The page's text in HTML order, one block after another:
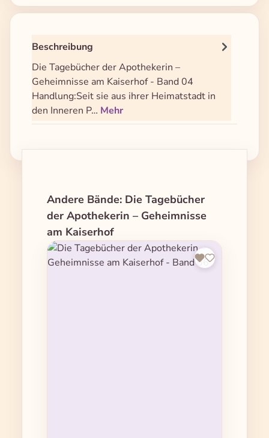
Beschreibung
Die Tagebücher der Apothekerin –
Geheimnisse am Kaiserhof - Band 04
Handlung:Seit sie aus ihrer Heimatstadt in
den Inneren P… Mehr
Produktgalerie überspringen
Andere Bände: Die Tagebücher
der Apothekerin – Geheimnisse
am Kaiserhof